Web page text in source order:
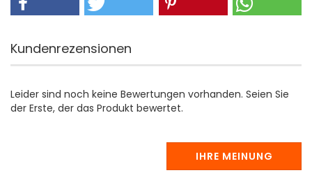
Kundenrezensionen
Leider sind noch keine Bewertungen vorhanden. Seien Sie
der Erste, der das Produkt bewertet.
IHRE MEINUNG